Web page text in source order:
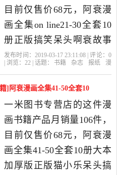
价比很高的儿童文学，由
江苏 南京发货。
目前仅售价68元，阿衰漫
画全集on line21-30全套10
册正版搞笑呆头啊衰故事
书籍猫小乐爆笑校园小学
漫画书大书大本加厚版是
2019年一米图书专营店精
选书籍,杂志,报纸当中性价
比很高的漫画书籍，由江
苏 南京发货。
发布时间：2019-03-17 23:11:08 | 评论： 0
| 浏览： 22 | 话题： 书籍 杂志 报纸
漫
]阿衰漫画全集41-50全套10
元
一米图书专营店的这件漫
画书籍产品月销量106件，
目前仅售价68元，阿衰漫
画全集41-50全套10册大本
加厚版正版猫小乐呆头搞